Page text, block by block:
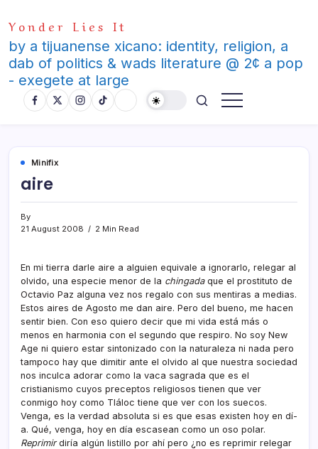
to
content
Yonder Lies It
by a tijuanense xicano: identity, religion, a
dab of politics & wads literature @ 2¢ a pop
- exegete at large
Minifix
aire
By
21 August 2008
2 Min Read
En mi tierra darle aire a alguien equivale a ignorarlo, relegar al
olvido, una especie menor de la chingadaque el prostituto de
Octavio Paz alguna vez nos regalo con sus mentiras a medias.
Estos aires de Agosto me dan aire. Pero del bueno, me hacen
sentir bien. Con eso quiero decir que mi vida está más o
menos en harmonia con el segundo que respiro. No soy New
Age ni quiero estar sintonizado con la naturaleza ni nada pero
tampoco hay que dimitir ante el olvido al que nuestra sociedad
nos inculca adorar como la vaca sagrada que es el
cristianismo cuyos preceptos religiosos tienen que ver
conmigo hoy como Tláloc tiene que ver con los suecos.
Venga, es la verdad absoluta si es que esas existen hoy en dí­
a. Qué, venga, hoy en dí­a escasean como un oso polar.
Reprimirdirí­a algún listillo por ahí­ pero ¿no es reprimir relegar